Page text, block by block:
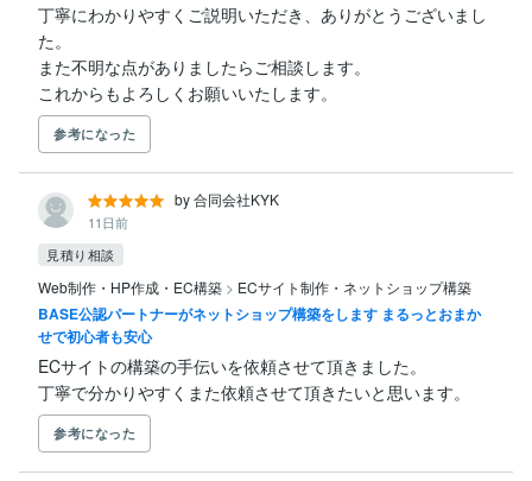
丁寧にわかりやすくご説明いただき、ありがとうございまし
た。
また不明な点がありましたらご相談します。
これからもよろしくお願いいたします。
参考になった
by 合同会社KYK
11日前
見積り相談
Web制作・HP作成・EC構築 > ECサイト制作・ネットショップ構築
BASE公認パートナーがネットショップ構築をします まるっとおまか
せで初心者も安心
ECサイトの構築の手伝いを依頼させて頂きました。
丁寧で分かりやすくまた依頼させて頂きたいと思います。
参考になった